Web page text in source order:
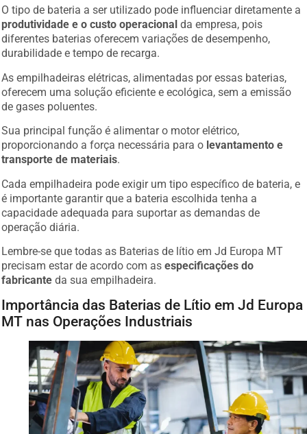
O tipo de bateria a ser utilizado pode influenciar diretamente a
produtividade e o custo operacional da empresa, pois
diferentes baterias oferecem variações de desempenho,
durabilidade e tempo de recarga.
As empilhadeiras elétricas, alimentadas por essas baterias,
oferecem uma solução eficiente e ecológica, sem a emissão
de gases poluentes.
Sua principal função é alimentar o motor elétrico,
proporcionando a força necessária para olevantamento e
transporte de materiais .
Cada empilhadeira pode exigir um tipo específico de bateria, e
é importante garantir que a bateria escolhida tenha a
capacidade adequada para suportar as demandas de
operação diária.
Lembre-se que todas as Baterias de lítio em Jd Europa MT
precisam estar de acordo com as especificações do
fabricanteda sua empilhadeira.
Importância das Baterias de Lítio em Jd Europa
MT nas Operações Industriais